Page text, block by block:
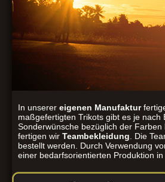
In unserer eigenen Manufaktur
maßgefertigten Trikots gibt es je
Sonderwünsche bezüglich der
fertigen wir Teambekleidung . Die
bestellt werden. Durch Verwendung
einer bedarfsorientierten Produktion